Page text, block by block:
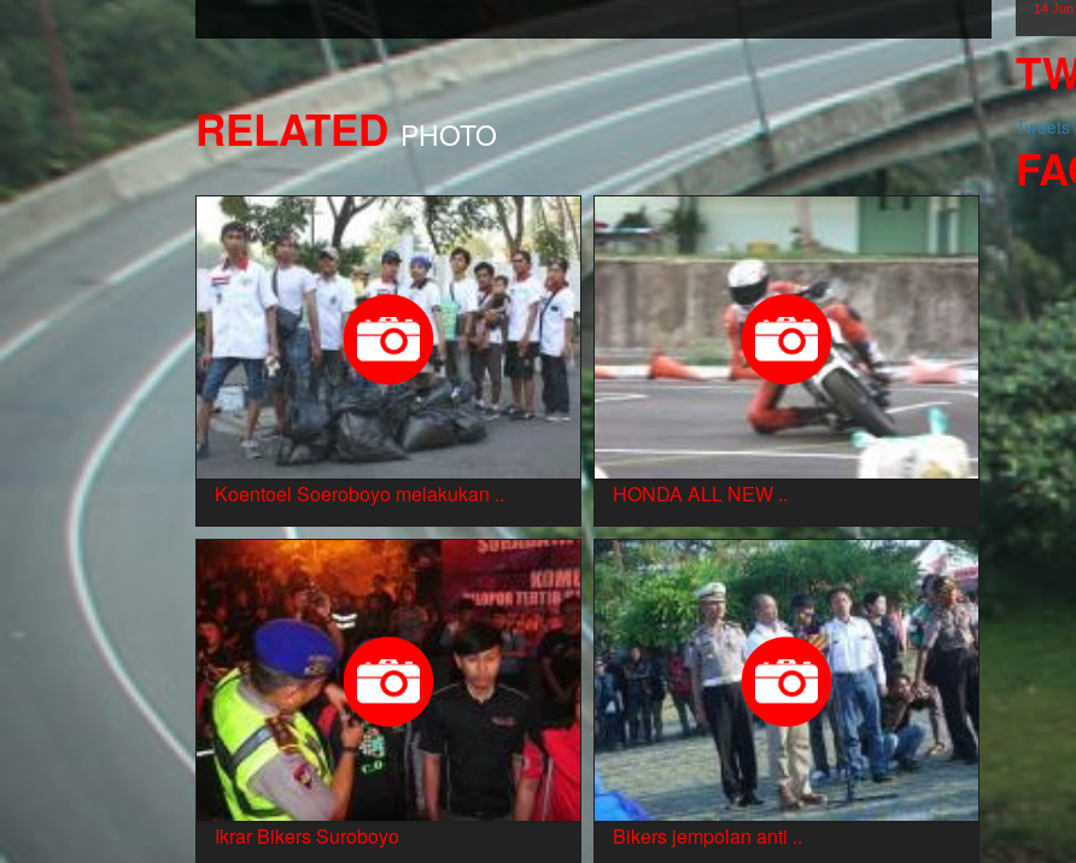
RELATED PHOTO
Koentoel Soeroboyo melakukan .. HONDA ALL NEW ..
Ikrar Bikers Suroboyo Bikers jempolan anti ..
14
Tweets